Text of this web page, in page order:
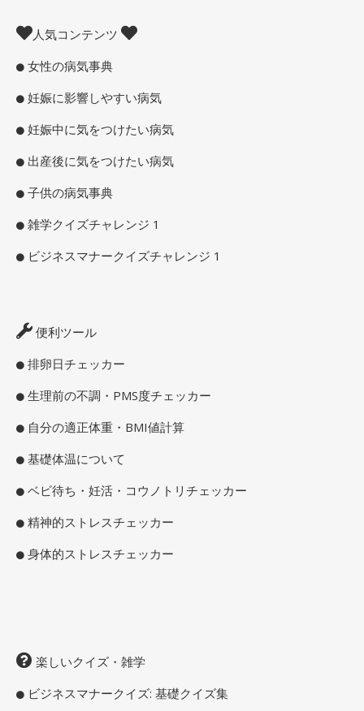
人気コンテンツ
女性の病気事典
妊娠に影響しやすい病気
妊娠中に気をつけたい病気
出産後に気をつけたい病気
子供の病気事典
雑学クイズチャレンジ 1
ビジネスマナークイズチャレンジ 1
便利ツール
排卵日チェッカー
生理前の不調・PMS度チェッカー
自分の適正体重・BMI値計算
基礎体温について
ベビ待ち・妊活・コウノトリチェッカー
精神的ストレスチェッカー
身体的ストレスチェッカー
楽しいクイズ・雑学
ビジネスマナークイズ: 基礎クイズ集